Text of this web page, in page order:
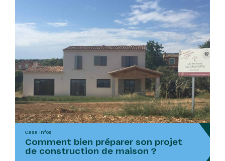
Casa Infos
Comment bien préparer son projet
de construction de maison ?